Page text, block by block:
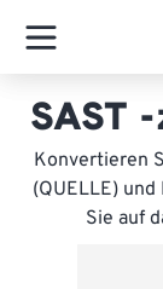
SAST
Konvertieren
(QUELLE)
Sie auf